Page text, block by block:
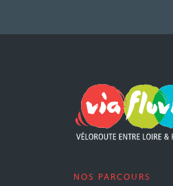
NOS PARCOURS